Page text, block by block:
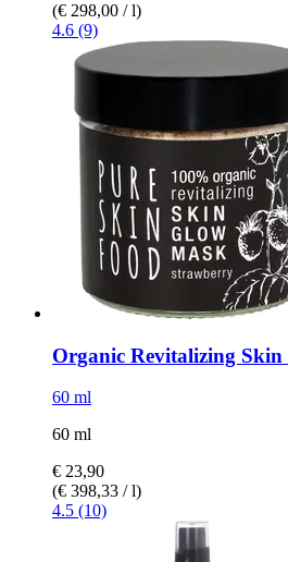
(€ 298,00 / l)
4.6 (9)
Organic Revitalizing
60 ml
60 ml
€ 23,90
(€ 398,33 / l)
4.5 (10)